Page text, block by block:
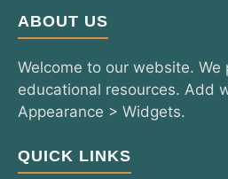
ABOUT US
Welcome to our website.
educational resources. Add
Appearance > Widgets.
QUICK LINKS